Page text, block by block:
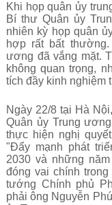
Khi họp quân ủy
Bí thư Quân ủy
nhiên kỳ họp quân
hợp rất bất
ương đã vắng mặt.
không quan trọng,
tích đầy kinh nghiệm
Ngày 22/8 tại Hà
Quân ủy Trung
thực hiện nghị
"Đẩy mạnh phát
2030 và những
đóng vai chính
tướng Chính phủ
phải ông Nguyễn